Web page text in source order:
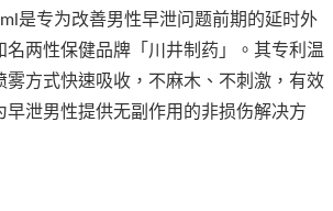
是专为改善男性早泄问题前期的延时外
名两性保健品牌「川井制药」。其专利温
雾方式快速吸收，不麻木、不刺激，有效
早泄男性提供无副作用的非损伤解决方